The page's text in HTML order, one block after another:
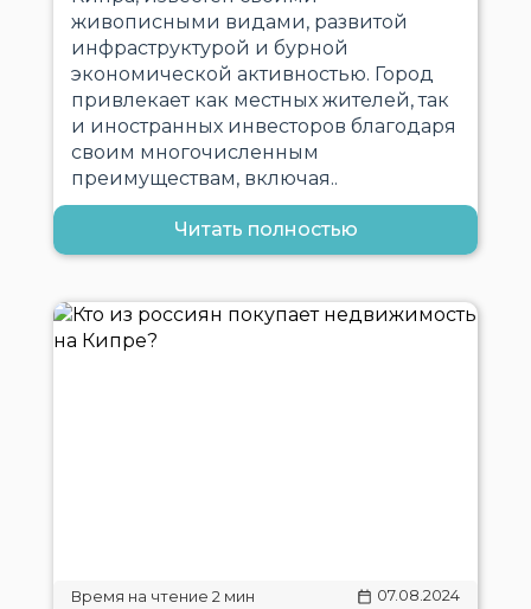
живописными видами, развитой
инфраструктурой и бурной
экономической активностью. Город
привлекает как местных жителей, так
и иностранных инвесторов благодаря
своим многочисленным
преимуществам, включая..
Читать полностью
07.08.2024